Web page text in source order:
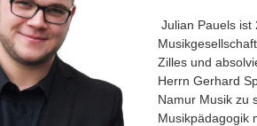
Julian Pauels ist
Zilles und
Herrn Gerhard
Namur Musik zu
Musikpädagogik